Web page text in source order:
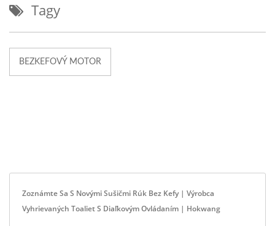
Tagy
BEZKEFOVÝ MOTOR
Zoznámte Sa S Novými Sušičmi Rúk Bez Kefy | Výrobca
Vyhrievaných Toaliet S Diaľkovým Ovládaním | Hokwang